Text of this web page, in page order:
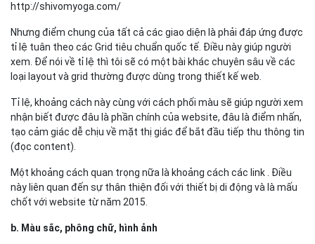
http://shivomyoga.com/
Nhưng điểm chung của tất cả các giao diện là phải đáp ứng được
tỉ lệ tuân theo các Grid tiêu chuẩn quốc tế. Điều này giúp người
xem. Để nói về tỉ lệ thì tôi sẽ có một bài khác chuyên sâu về các
loại layout và grid thường được dùng trong thiết kế web.
Tỉ lệ, khoảng cách này cùng với cách phối màu sẽ giúp người xem
nhận biết được đâu là phần chính của website, đâu là điểm nhấn,
tạo cảm giác dễ chịu về mặt thị giác để bắt đầu tiếp thu thông tin
(đọc content).
Một khoảng cách quan trọng nữa là khoảng cách các link . Điều
này liên quan đến sự thân thiện đối với thiết bị di động và là mấu
chốt với website từ năm 2015.
b. Màu sắc, phông chữ, hình ảnh